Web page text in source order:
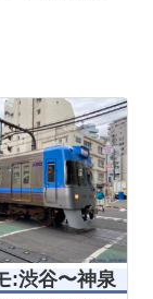
:渋谷〜神泉